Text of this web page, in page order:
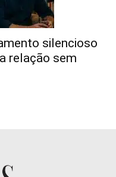
silencioso
relação sem